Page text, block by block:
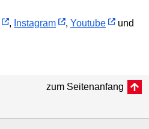
, Instagram , Youtube
und
zum Seitenanfang